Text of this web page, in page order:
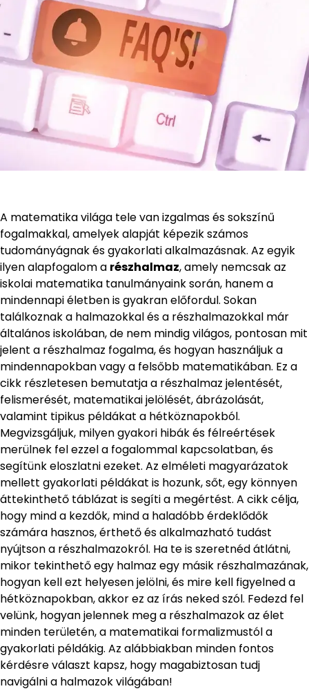
A matematika világa tele van izgalmas és sokszínű
fogalmakkal, amelyek alapját képezik számos
tudományágnak és gyakorlati alkalmazásnak. Az egyik
ilyen alapfogalom a részhalmaz, amely nemcsak az
iskolai matematika tanulmányaink során, hanem a
mindennapi életben is gyakran előfordul. Sokan
találkoznak a halmazokkal és a részhalmazokkal már
általános iskolában, de nem mindig világos, pontosan mit
jelent a részhalmaz fogalma, és hogyan használjuk a
mindennapokban vagy a felsőbb matematikában. Ez a
cikk részletesen bemutatja a részhalmaz jelentését,
felismerését, matematikai jelölését, ábrázolását,
valamint tipikus példákat a hétköznapokból.
Megvizsgáljuk, milyen gyakori hibák és félreértések
merülnek fel ezzel a fogalommal kapcsolatban, és
segítünk eloszlatni ezeket. Az elméleti magyarázatok
mellett gyakorlati példákat is hozunk, sőt, egy könnyen
áttekinthető táblázat is segíti a megértést. A cikk célja,
hogy mind a kezdők, mind a haladóbb érdeklődők
számára hasznos, érthető és alkalmazható tudást
nyújtson a részhalmazokról. Ha te is szeretnéd átlátni,
mikor tekinthető egy halmaz egy másik részhalmazának,
hogyan kell ezt helyesen jelölni, és mire kell figyelned a
hétköznapokban, akkor ez az írás neked szól. Fedezd fel
velünk, hogyan jelennek meg a részhalmazok az élet
minden területén, a matematikai formalizmustól a
gyakorlati példákig. Az alábbiakban minden fontos
kérdésre választ kapsz, hogy magabiztosan tudj
navigálni a halmazok világában!